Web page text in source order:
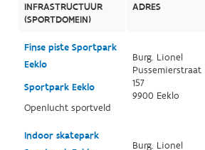
INFRASTRUCTUUR
(SPORTDOMEIN)
ADRES
Finse piste Sportpark
Eeklo
Sportpark Eeklo
Openlucht sportveld
Burg. Lionel
Pussemierstraat
157
9900 Eeklo
Indoor skatepark
Burg. Lionel